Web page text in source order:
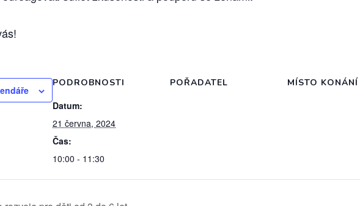
PODROBNOSTI
Datum:
21 června, 2024
Čas:
10:00 - 11:30
POŘADATEL MÍSTO KONÁNÍ